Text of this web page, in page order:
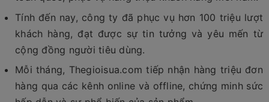
Tính đến nay, công ty đã phục vụ hơn 100 triệu lượt
khách hàng, đạt được sự tin tưởng và yêu mến từ
cộng đồng người tiêu dùng.
Mỗi tháng, Thegioisua.com tiếp nhận hàng triệu đơn
hàng qua các kênh online và offline, chứng minh sức